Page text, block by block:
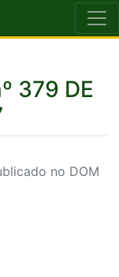
379 DE
no DOM